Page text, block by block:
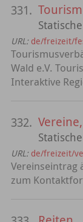
331.
URL: de/freizeit/
Wald e.V.
Interaktive
332.
URL: de/freizeit/
Vereinseintrag
zum